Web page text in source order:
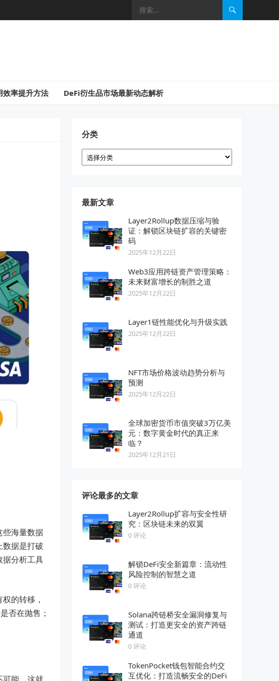
率提升方法 DeFi衍生品市场最新动态解析
些海量数据
据是打破
据分析工具
的转移，
否在抛售；
分类
分
类
最新文章
Layer2Rollup数据压缩与验
证：解锁区块链扩容的关键密
码
2025年12月22日
Web3应用跨链资产管理策略：
未来财富增长的制胜之道
2025年12月22日
Layer1链性能优化与升级实践
2025年12月22日
NFT市场价格波动趋势分析与
预测
2025年12月22日
全球加密货币市值突破3万亿美
元：数字黄金时代的真正来
临？
2025年12月21日
评论最多的文章
Layer2Rollup扩容与安全性研
究：区块链未来的双翼
0 评论
解锁DeFi安全新篇章：流动性
风险控制的智慧之道
0 评论
Solana跨链桥安全漏洞修复与
测试：打造更安全的资产跨链
通道
0 评论
TokenPocket钱包智能合约交
互优化：打造流畅安全的DeFi